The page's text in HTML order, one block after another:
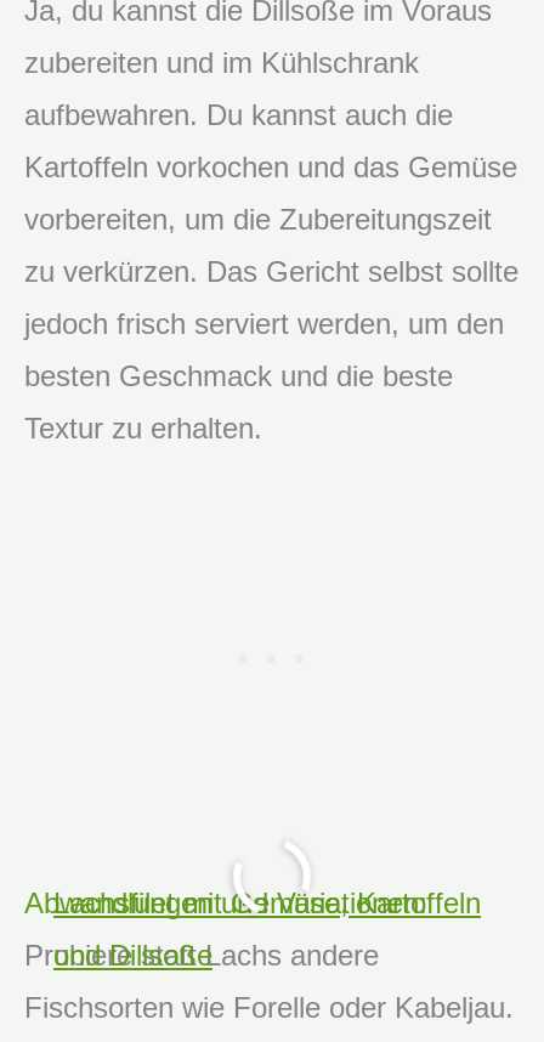
Ja, du kannst die Dillsoße im Voraus
zubereiten und im Kühlschrank
aufbewahren. Du kannst auch die
Kartoffeln vorkochen und das Gemüse
vorbereiten, um die Zubereitungszeit
zu verkürzen. Das Gericht selbst sollte
jedoch frisch serviert werden, um den
besten Geschmack und die beste
Textur zu erhalten.
Lachsfilet mit Gemüse, Kartoffeln
und Dillsoße
Abwandlungen und Variationen:
Probiere statt Lachs andere
Fischsorten wie Forelle oder Kabeljau.